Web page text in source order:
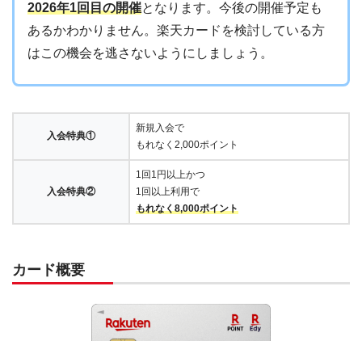
2026年1回目の開催となります。今後の開催予定も
あるかわかりません。楽天カードを検討している方
はこの機会を逃さないようにしましょう。
入会特典①
新規入会で
もれなく2,000ポイント
入会特典②
1回1円以上かつ
1回以上利用で
もれなく8,000ポイント
カード概要